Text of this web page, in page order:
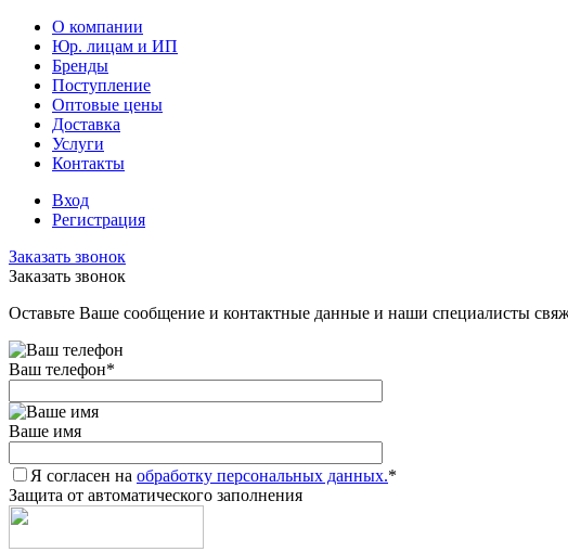
О компании
Юр. лицам и ИП
Бренды
Поступление
Оптовые цены
Доставка
Услуги
Контакты
Вход
Регистрация
Заказать звонок
Заказать звонок
Оставьте Ваше сообщение и контактные данные и наши специалисты
Ваш телефон*
Ваше имя
Я согласен на обработку персональных данных.*
Защита от автоматического заполнения